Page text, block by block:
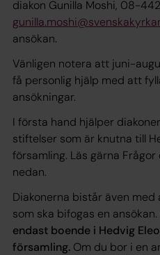
diakon Gunilla Moshi, 08-442
ansökan.
Vänligen notera att juni-
få personlig hjälp med att
ansökningar.
I första hand hjälper
stiftelser som är knutna till
församling. Läs gärna Frågor
nedan.
Diakonerna bistår även
som ska bifogas en
endast boende i Hedvig
församling. Om du bor i en